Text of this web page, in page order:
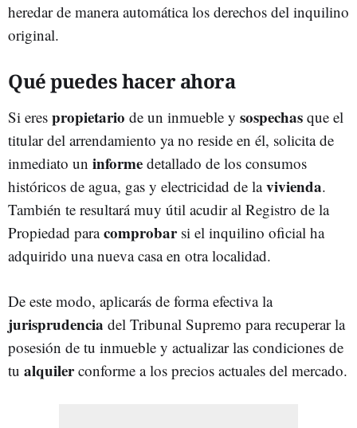
heredar de manera automática los derechos del inquilino
original.
Qué puedes hacer ahora
Si eres propietario de un inmueble y sospechas que el
titular del arrendamiento ya no reside en él, solicita de
inmediato un informe detallado de los consumos
históricos de agua, gas y electricidad de lavivienda.
También te resultará muy útil acudir al Registro de la
Propiedad paracomprobar si el inquilino oficial ha
adquirido una nueva casa en otra localidad.
De este modo, aplicarás de forma efectiva la
jurisprudencia del Tribunal Supremo para recuperar la
posesión de tu inmueble y actualizar las condiciones de
tu alquilerconforme a los precios actuales del mercado.